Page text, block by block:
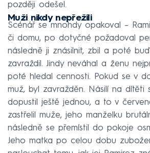
později odešel.
Muži nikdy nepřežili
Scénář se mnohdy opakoval –
či domu, po dotyčné požadoval
následně ji znásilnit, zbil a poté
zavraždil. Jindy neváhal a ženu
poté hledal cennosti. Pokud se v
muž, byl zavražděn. Násilí na dítěti
dopustil ještě jednou, a to v
zastřelil muže, jeho manželku
následně se přemístil do pokoje
Jeho matka po celou dobu